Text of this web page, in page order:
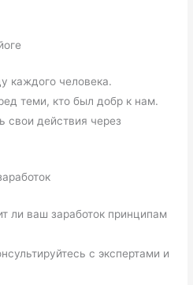
каждого человека.
теми, кто был добр к нам.
свои действия через
ли ваш заработок принципам
с экспертами и